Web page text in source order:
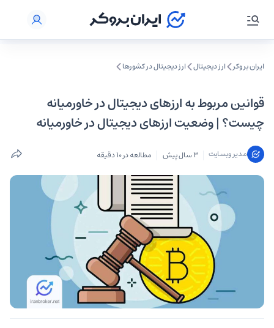
ایران بروکر ارز دیجیتال ارز دیجیتال در کشورها
قوانین مربوط به ارزهای دیجیتال در خاورمیانه
چیست؟ | وضعیت ارزهای دیجیتال در خاورمیانه
مدیر وبسایت 3 سال پیش مطالعه در 10 دقیقه